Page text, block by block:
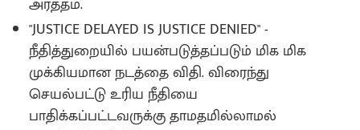
"JUSTICE DELAYED IS JUSTICE DENIED" -
நீதித்துறையில் பயன்படுத்தப்படும் மிக மிக
முக்கியமான நடத்தை விதி. விரைந்து
செயல்பட்டு உரிய நீதியை
பாதிக்கப்பட்டவருக்கு தாமதமில்லாமல்